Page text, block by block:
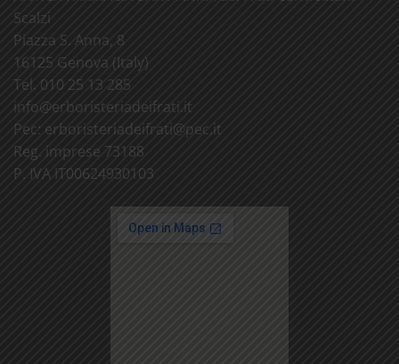
Scalzi
Piazza S. Anna, 8
16125 Genova (Italy)
Tel. 010 25 13 285
info@erboristeriadeifrati.it
Pec: erboristeriadeifrati@pec.it
Reg. imprese 73188
P. IVA IT00624930103